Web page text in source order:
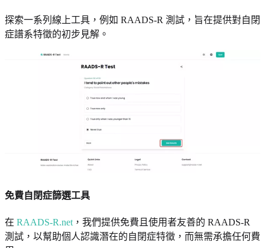
探索一系列線上工具，例如 RAADS-R 測試，旨在提供對自閉
症譜系特徵的初步見解。
免費自閉症篩選工具
在 RAADS-R.net ，我們提供免費且使用者友善的 RAADS-R
測試，以幫助個人認識潛在的自閉症特徵，而無需承擔任何費